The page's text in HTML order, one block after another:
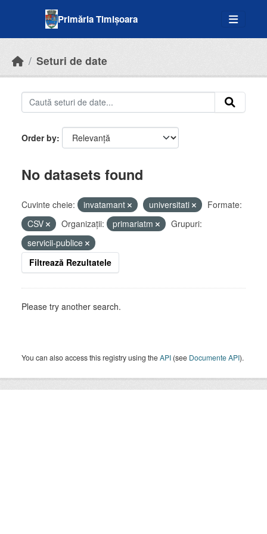
Primăria Timișoara
Seturi de date
Order by
No datasets found
Cuvinte cheie: invatamant universitati
Formate:
CSV
Organizații: primariatm
Grupuri:
servicii-publice
Filtrează Rezultatele
Please try another search.
You can also access this registry using theAPI (see Documente API).